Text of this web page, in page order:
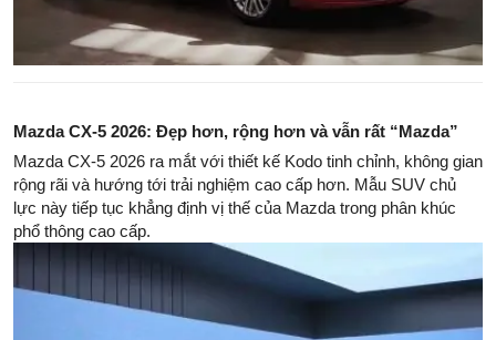
Mazda CX-5 2026: Đẹp hơn, rộng hơn và vẫn rất “Mazda”
Mazda CX-5 2026 ra mắt với thiết kế Kodo tinh chỉnh, không gian
rộng rãi và hướng tới trải nghiệm cao cấp hơn. Mẫu SUV chủ
lực này tiếp tục khẳng định vị thế của Mazda trong phân khúc
phổ thông cao cấp.